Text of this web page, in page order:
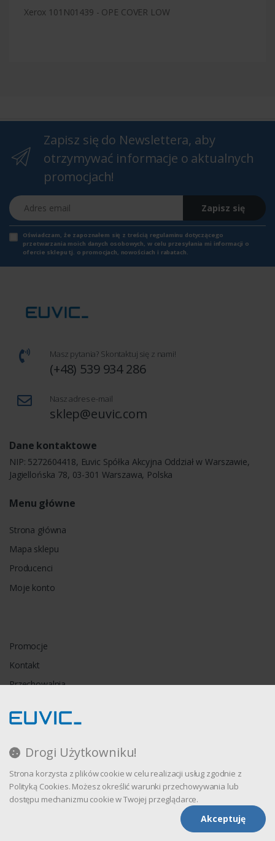
Drogi Użytkowniku!
Strona korzysta z plików cookie w celu realizacji usług zgodnie z
Polityką Cookies. Możesz określić warunki przechowywania lub
dostępu mechanizmu cookie w Twojej przeglądarce.
Akceptuję
Xerox 101N01439 - OPE COVER LOW
Zapisz się do Newslettera, aby
otrzymywać informacje o aktualnych
promocjach!
Adres email
Zapisz się
Oświadczam, że zapoznałem się z treścią regulaminu dotyczącego
przetwarzania moich danych osobowych, w celu przesyłania mi informacji o
ofercie sklepu tj. o promocjach, nowościach i rabatach.
Masz pytania? Skontaktuj się z nami!
(+48) 539 934 286
Nasz adres e-mail
sklep@euvic.com
Dane kontaktowe
NIP: 5272604418, Euvic Spółka Akcyjna Oddział w Warszawie,
Jagiellońska 78, 03-301 Warszawa, Polska
Menu główne
Strona główna
Mapa sklepu
Producenci
Moje konto
Promocje
Kontakt
Przechowalnia
Regulamin
Polityka prywatności
Oprogramowanie sklepu internetowego dostarczaCStore.pl